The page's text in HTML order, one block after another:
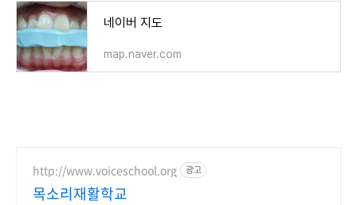
네이버 지도
map.naver.com
http://www.voiceschool.org 광고
목소리재활학교